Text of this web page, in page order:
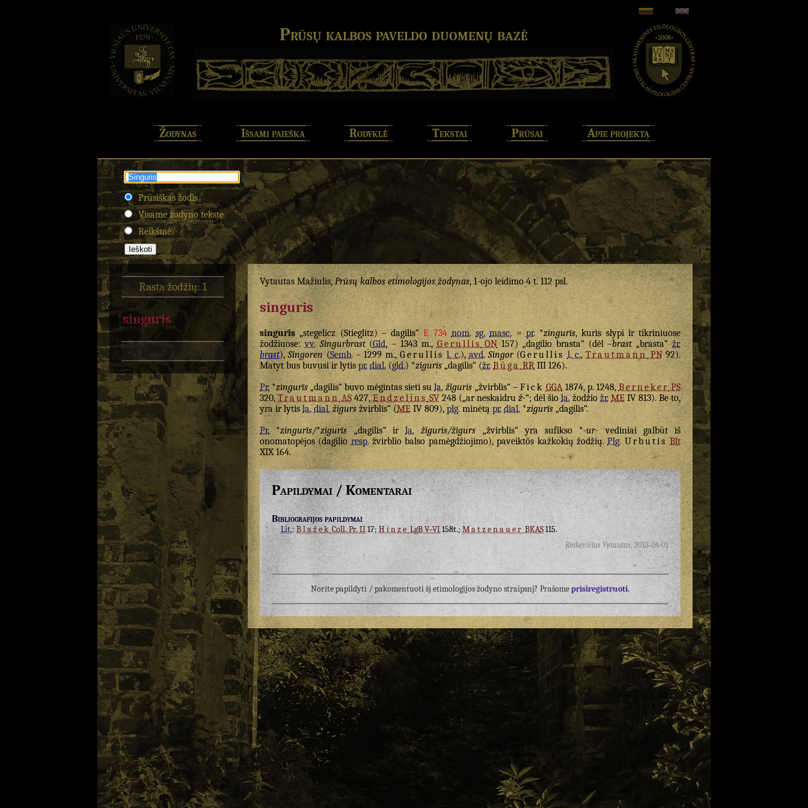
Prūsų kalbos paveldo duomenų bazė
Žodynas Išsami paieška Rodyklė Tekstai Prūsai Apie projektą
Prūsiškas žodis
Visame žodyno tekste
Reikšmė
Rasta žodžių: 1
singuris
Vytautas Mažiulis,Prūsų kalbos etimologijos žodynas, 1-ojo leidimo 4 t. 112 psl.
singuris
singuris„stegelicz (Stieglitz) – dagilis“E 734 nom. sg. masc.=pr.*zingurīs, kuris slypi ir tikriniuose
žodžiuose:vv. Singurbrast(Gld.– 1343 m.,GerullisON157) „dagilio brasta“ (dėl –brast„brasta“žr.
brast),Singoren(Semb.– 1299 m.,Gerullis l. c.),avd. Singor(Gerullis l. c.,TrautmannPN92).
Matyt bus buvusi ir lytispr. dial.(gld.) *zigurīs„dagilis“ (žr. BūgaRRIII 126).
Pr.*zingurīs„dagilis“ buvo mėgintas sieti sula. žĩguris„žvirblis“ –Fick GGA1874, p. 1248,BernekerPS
320,TrautmannAS427,EndzelīnsSV248 („ar neskaidruž-“; dėl šiola.žodžiožr. MEIV 813). Be to,
yra ir lytisla. dial. žigursžvirblis“ (MEIV 809),plg.minėtąpr. dial.*zigurīs„dagilis“.
Pr.*zingurīs/*zigurīs„dagilis“irla. žĭguris/žigurs„žvirblis“ yra sufikso *-ur-vediniai galbūt iš
onomatopėjos (dagilioresp.žvirblio balso pamėgdžiojimo), paveiktõs kažkokių žodžių.Plg. Urbutis Blt
XIX 164.
Papildymai / Komentarai
Bibliografijos papildymai
Lit.:BlažekColl. Pr. II17; Hinze LgB V–VI158t.;MatzenauerBKAS115.
Rinkevičius Vytautas,2013-04-01
Norite papildyti / pakomentuoti šį etimologijos žodyno straipsnį? Prašomeprisiregistruoti.